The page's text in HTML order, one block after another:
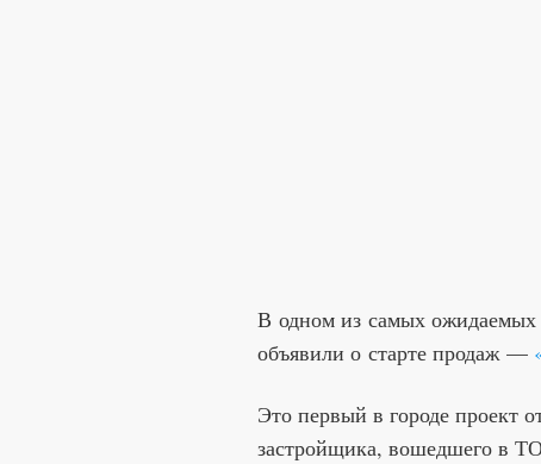
В одном из самых
объявили о старте продаж —
Это первый в городе проект
застройщика, вошедшего в